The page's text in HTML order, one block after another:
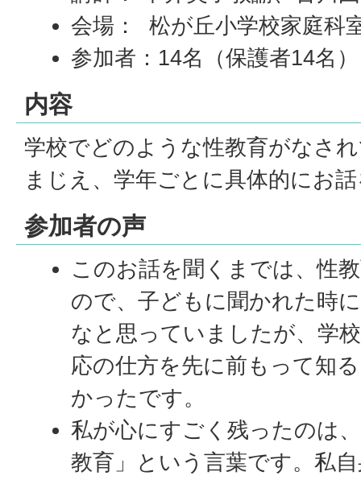
会場： 松が丘小学校家庭科
参加者：14名（保護者14名
内容
学校でどのような性教育がなさ
まじえ、学年ごとに具体的にお
参加者の声
このお話を聞くまでは、性
ので、子どもに聞かれた時
なと思っていましたが、学
応の仕方を先に前もって知
かったです。
私が心にすごく残ったのは
教育」という言葉です。私